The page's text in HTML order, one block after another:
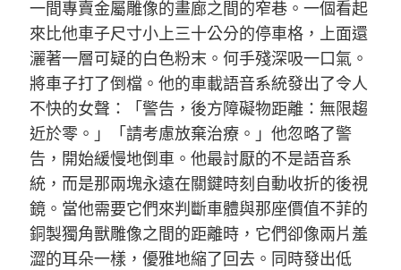
一間專賣金屬雕像的畫廊之間的窄巷。一個看起
來比他車子尺寸小上三十公分的停車格，上面還
灑著一層可疑的白色粉末。何手殘深吸一口氣。
將車子打了倒檔。他的車載語音系統發出了令人
不快的女聲：「警告，後方障礙物距離：無限趨
近於零。」「請考慮放棄治療。」他忽略了警
告，開始緩慢地倒車。他最討厭的不是語音系
統，而是那兩塊永遠在關鍵時刻自動收折的後視
鏡。當他需要它們來判斷車體與那座價值不菲的
銅製獨角獸雕像之間的距離時，它們卻像兩片羞
澀的耳朵一樣，優雅地縮了回去。同時發出低